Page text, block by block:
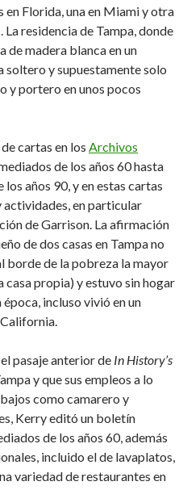
en Florida, una en Miami y otra
La residencia de Tampa, donde
de madera blanca en un
soltero y supuestamente solo
y portero en unos pocos
cartas en los Archivos
de los años 60 hasta
años 90, y en estas cartas
actividades, en particular
de Garrison. La afirmación
de dos casas en Tampa no
borde de la pobreza la mayor
casa propia) y estuvo sin hogar
incluso vivió en un
pasaje anterior de In History’s
y que sus empleos a lo
como camarero y
Kerry editó un boletín
de los años 60, además
incluido el de lavaplatos,
variedad de restaurantes en